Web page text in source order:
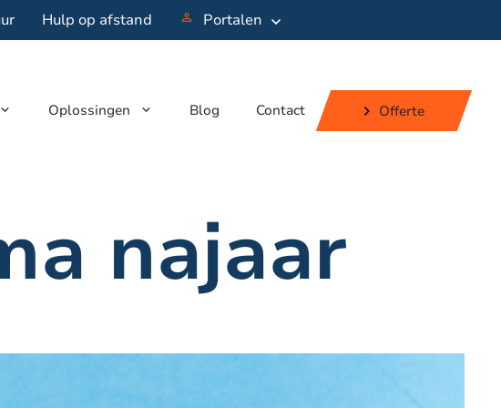
Hulp op afstand Portalen
Oplossingen Blog Contact Offerte
najaar